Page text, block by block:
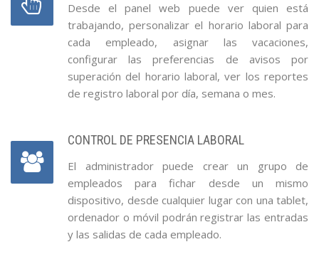
Desde el panel web puede ver quien está
trabajando, personalizar el horario laboral para
cada empleado, asignar las vacaciones,
configurar las preferencias de avisos por
superación del horario laboral, ver los reportes
de registro laboral por día, semana o mes.
CONTROL DE PRESENCIA LABORAL
El administrador puede crear un grupo de
empleados para fichar desde un mismo
dispositivo, desde cualquier lugar con una tablet,
ordenador o móvil podrán registrar las entradas
y las salidas de cada empleado.